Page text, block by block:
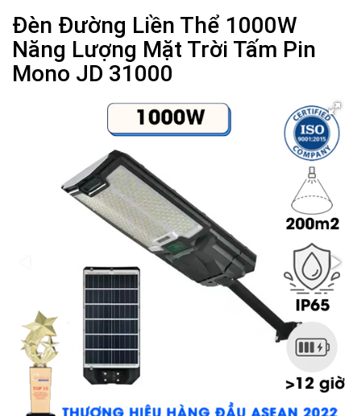
Đèn Đường Liền Thể 1000W
Năng Lượng Mặt Trời Tấm Pin
Mono JD 31000